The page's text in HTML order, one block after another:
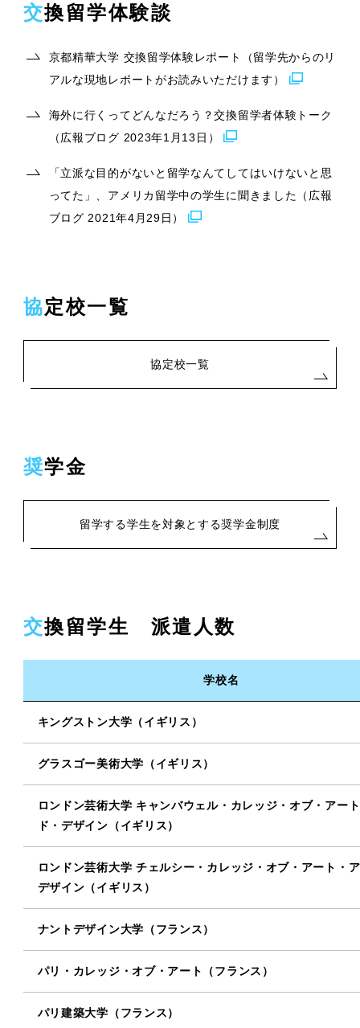
交換留学体験談
京都精華大学 交換留学体験レポート（留学先からのリ
アルな現地レポートがお読みいただけます）
海外に行くってどんなだろう？交換留学者体験トーク
（広報ブログ 2023年1月13日）
「立派な目的がないと留学なんてしてはいけないと思
ってた」、アメリカ留学中の学生に聞きました（広報
ブログ 2021年4月29日）
協定校一覧
協定校一覧
奨学金
留学する学生を対象とする奨学金制度
交換留学生 派遣人数
学校名
キングストン大学（イギリス）
グラスゴー美術大学（イギリス）
ロンドン芸術大学 キャンバウェル・カレッジ・オブ・アー
ド・デザイン（イギリス）
ロンドン芸術大学 チェルシー・カレッジ・オブ・アート・
デザイン（イギリス）
ナントデザイン大学（フランス）
パリ・カレッジ・オブ・アート（フランス）
パリ建築大学（フランス）